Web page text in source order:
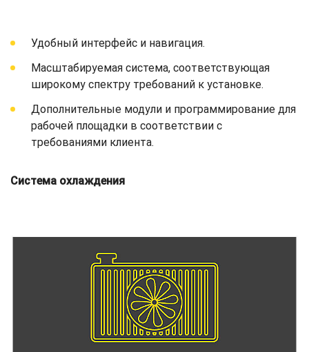
Удобный интерфейс и навигация.
Масштабируемая система, соответствующая
широкому спектру требований к установке.
Дополнительные модули и программирование для
рабочей площадки в соответствии с
требованиями клиента.
Система охлаждения